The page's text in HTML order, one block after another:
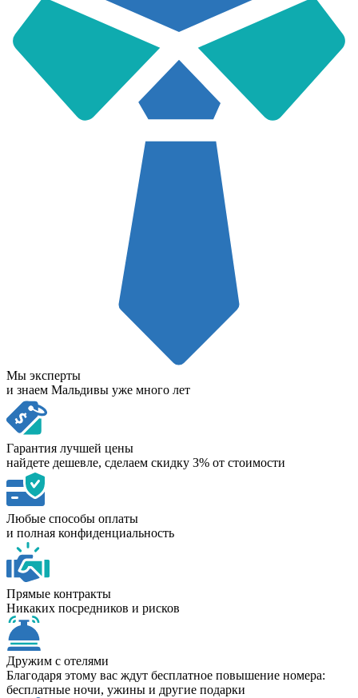
Мы эксперты
и знаем Мальдивы уже много лет
Гарантия лучшей цены
найдете дешевле, сделаем скидку 3% от стоимости
Любые способы оплаты
и полная конфиденциальность
Прямые контракты
Никаких посредников и рисков
Дружим с отелями
Благодаря этому вас ждут бесплатное повышение номера:
бесплатные ночи, ужины и другие подарки